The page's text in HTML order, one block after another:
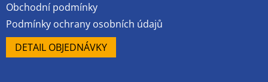
Obchodní podmínky
Podmínky ochrany osobních údajů
DETAIL OBJEDNÁVKY